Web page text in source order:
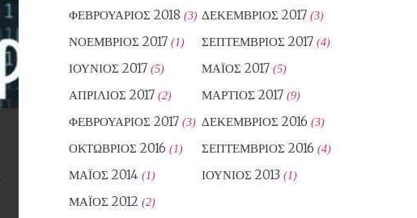
ΦΕΒΡΟΥΆΡΙΟΣ 2018 (3) ΔΕΚΈΜΒΡΙΟΣ 2017 (3)
ΝΟΈΜΒΡΙΟΣ 2017 (1) ΣΕΠΤΈΜΒΡΙΟΣ 2017 (4)
ΙΟΎΝΙΟΣ 2017 (5) ΜΆΙΟΣ 2017 (5)
ΑΠΡΊΛΙΟΣ 2017 (2) ΜΆΡΤΙΟΣ 2017 (9)
ΦΕΒΡΟΥΆΡΙΟΣ 2017 (3) ΔΕΚΈΜΒΡΙΟΣ 2016 (3)
ΟΚΤΏΒΡΙΟΣ 2016 (1) ΣΕΠΤΈΜΒΡΙΟΣ 2016 (4)
ΜΆΙΟΣ 2014 (1) ΙΟΎΝΙΟΣ 2013 (1)
ΜΆΙΟΣ 2012 (2)